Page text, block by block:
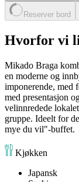
Reserver bord
Hvorfor vi
Mikado Braga
en moderne og
imponerende, med
med presentasjon
velinnredede
gruppe. Ideelt for
mye du vil"-buffet.
Kjøkken
Japansk